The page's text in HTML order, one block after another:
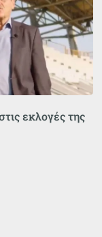
εκλογές της